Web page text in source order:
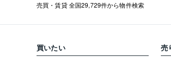
売買・賃貸 全国29,729件から物件検索
買いたい 売